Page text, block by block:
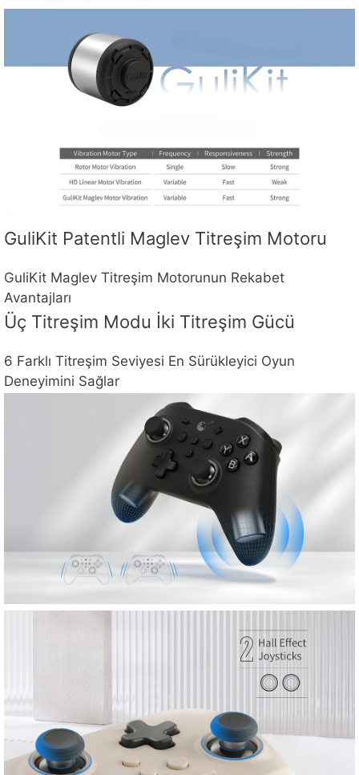
GuliKit Patentli Maglev Titreşim Motoru
GuliKit Maglev Titreşim Motorunun Rekabet
Avantajları
Üç Titreşim Modu İki Titreşim Gücü
6 Farklı Titreşim Seviyesi En Sürükleyici Oyun
Deneyimini Sağlar